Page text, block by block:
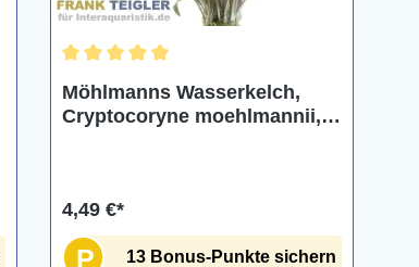
Möhlmanns Wasserkelch,
Cryptocoryne moehlmannii,
4,49 €*
P 13 Bonus-Punkte sichern